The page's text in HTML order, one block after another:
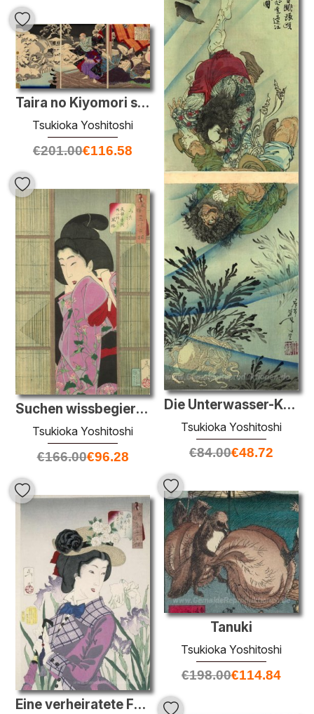
Die Unterwasser-Kampf
Tsukioka Yoshitoshi
€84.00€48.72
Taira no Kiyomori sieht die Schädel seiner Opfer
Tsukioka Yoshitoshi
€201.00€116.58
Suchen wissbegierige - Fuzoku Sanjuniso
Tsukioka Yoshitoshi
€166.00€96.28
Tanuki
Tsukioka Yoshitoshi
€198.00€114.84
Eine verheiratete Frau in der Meiji-Zeit